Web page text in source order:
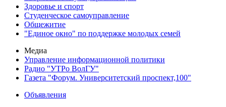
Здоровье и спорт
Студенческое самоуправление
Общежитие
"Единое окно" по поддержке молодых семей
Медиа
Управление информационной политики
Радио "УТРо ВолГУ"
Газета "Форум. Университетский проспект,100"
Объявления